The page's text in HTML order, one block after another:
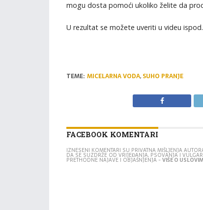
mogu dosta pomoći ukoliko želite da
U rezultat se možete uveriti u videu ispod.
TEME: MICELARNA VODA, SUHO PRANJE
FACEBOOK KOMENTARI
IZNESENI KOMENTARI SU PRIVATNA MIŠLJENJA
DA SE SUZDRŽE OD VRIJEĐANJA, PSOVANJA I
PRETHODNE NAJAVE I OBJAŠNJENJA -VIŠE O